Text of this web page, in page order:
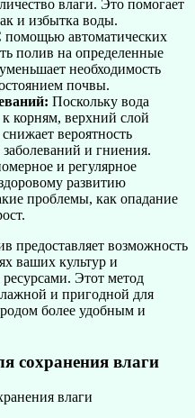
влаги. Это помогает
и избытка воды.
помощью автоматических
полив на определенные
необходимость
почвы.
Поскольку вода
к корням, верхний слой
вероятность
и гниения.
и регулярное
развитию
проблемы, как опадание
предоставляет возможность
ваших культур и
Этот метод
и пригодной для
более удобным и
сохранения влаги